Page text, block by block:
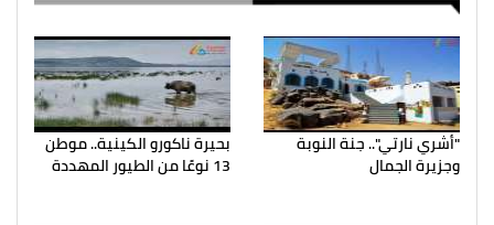
"أشري نارتي".. جنة النوبة
وجزيرة الجمال
بحيرة ناكورو الكينية.. موطن
13 نوعًا من الطيور المهددة